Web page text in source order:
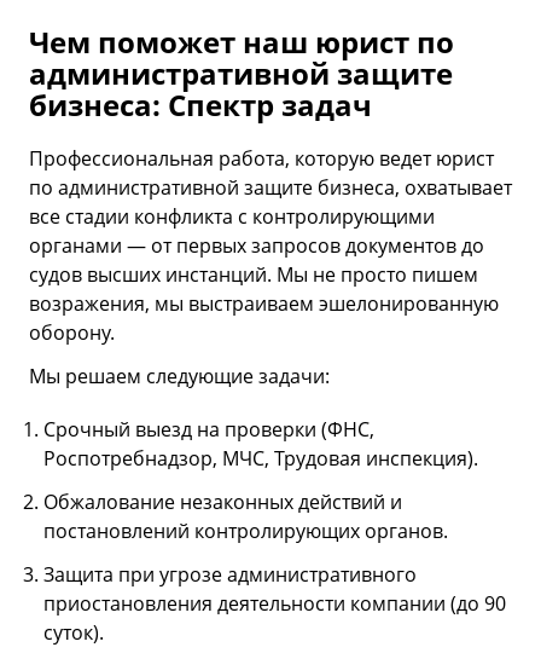
Чем поможет наш юрист по
административной защите
бизнеса: Спектр задач
Профессиональная работа, которую ведет юрист
по административной защите бизнеса, охватывает
все стадии конфликта с контролирующими
органами — от первых запросов документов до
судов высших инстанций. Мы не просто пишем
возражения, мы выстраиваем эшелонированную
оборону.
Мы решаем следующие задачи:
Срочный выезд на проверки (ФНС,
Роспотребнадзор, МЧС, Трудовая инспекция).
Обжалование незаконных действий и
постановлений контролирующих органов.
Защита при угрозе административного
приостановления деятельности компании (до 90
суток).